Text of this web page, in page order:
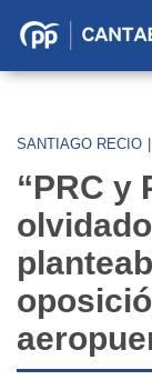
Partido
Cantabria
SANTIAGO RECIO
“PRC y